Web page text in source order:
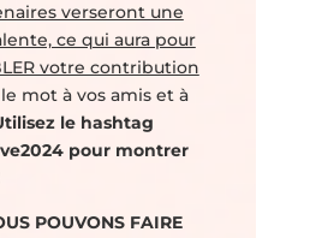
verseront une
ce qui aura pour
votre contribution
mot à vos amis et à
le hashtag
pour montrer
POUVONS FAIRE